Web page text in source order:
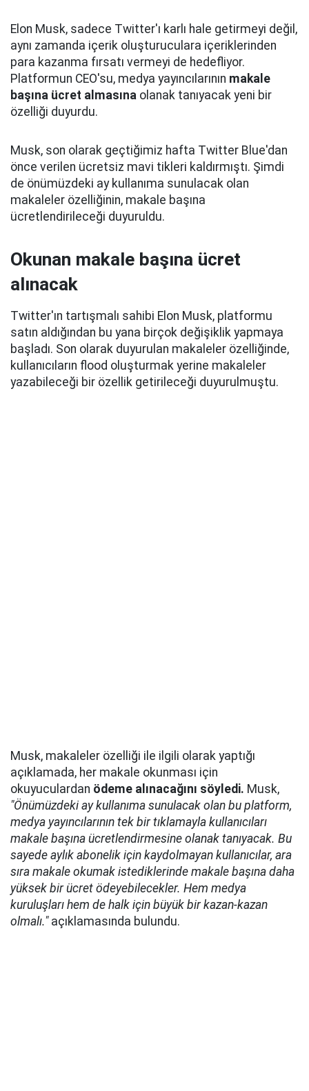
Elon Musk, sadece Twitter'ı karlı hale getirmeyi değil,
aynı zamanda içerik oluşturuculara içeriklerinden
para kazanma fırsatı vermeyi de hedefliyor.
Platformun CEO'su, medya yayıncılarının makale
başına ücret almasına olanak tanıyacak yeni bir
özelliği duyurdu.
Musk, son olarak geçtiğimiz hafta Twitter Blue'dan
önce verilen ücretsiz mavi tikleri kaldırmıştı. Şimdi
de önümüzdeki ay kullanıma sunulacak olan
makaleler özelliğinin, makale başına
ücretlendirileceği duyuruldu.
Okunan makale başına ücret
alınacak
Twitter'ın tartışmalı sahibi Elon Musk, platformu
satın aldığından bu yana birçok değişiklik yapmaya
başladı. Son olarak duyurulan makaleler özelliğinde,
kullanıcıların flood oluşturmak yerine makaleler
yazabileceği bir özellik getirileceği duyurulmuştu.
Musk, makaleler özelliği ile ilgili olarak yaptığı
açıklamada, her makale okunması için
okuyuculardan ödeme alınacağını söyledi. Musk,
"Önümüzdeki ay kullanıma sunulacak olan bu platform,
medya yayıncılarının tek bir tıklamayla kullanıcıları
makale başına ücretlendirmesine olanak tanıyacak. Bu
sayede aylık abonelik için kaydolmayan kullanıcılar, ara
sıra makale okumak istediklerinde makale başına daha
yüksek bir ücret ödeyebilecekler. Hem medya
kuruluşları hem de halk için büyük bir kazan-kazan
olmalı."açıklamasında bulundu.